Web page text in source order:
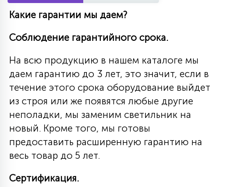
Какие гарантии мы даем?
Соблюдение гарантийного срока.
На всю продукцию в нашем каталоге мы
даем гарантию до 3 лет, это значит, если в
течение этого срока оборудование выйдет
из строя или же появятся любые другие
неполадки, мы заменим светильник на
новый. Кроме того, мы готовы
предоставить расширенную гарантию на
весь товар до 5 лет.
Сертификация.